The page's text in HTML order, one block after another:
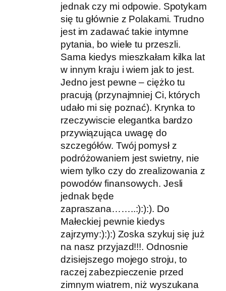
jednak czy mi odpowie. Spotykam
się tu głównie z Polakami. Trudno
jest im zadawać takie intymne
pytania, bo wiele tu przeszli.
Sama kiedys mieszkałam kilka lat
w innym kraju i wiem jak to jest.
Jedno jest pewne – ciężko tu
pracują (przynajmniej Ci, których
udało mi się poznać). Krynka to
rzeczywiscie elegantka bardzo
przywiązująca uwagę do
szczegółów. Twój pomysł z
podróżowaniem jest swietny, nie
wiem tylko czy do zrealizowania z
powodów finansowych. Jesli
jednak będe
zapraszana……..:):):). Do
Małeckiej pewnie kiedys
zajrzymy:):):) Zoska szykuj się już
na nasz przyjazd!!!. Odnosnie
dzisiejszego mojego stroju, to
raczej zabezpieczenie przed
zimnym wiatrem, niż wyszukana